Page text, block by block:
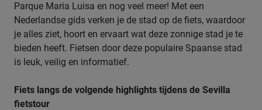
Parque Maria Luisa en nog veel meer! Met een
Nederlandse gids verken je de stad op de fiets, waardoor
je alles ziet, hoort en ervaart wat deze zonnige stad je te
bieden heeft. Fietsen door deze populaire Spaanse stad
is leuk, veilig en informatief.
Fiets langs de volgende highlights tijdens de Sevilla
fietstour